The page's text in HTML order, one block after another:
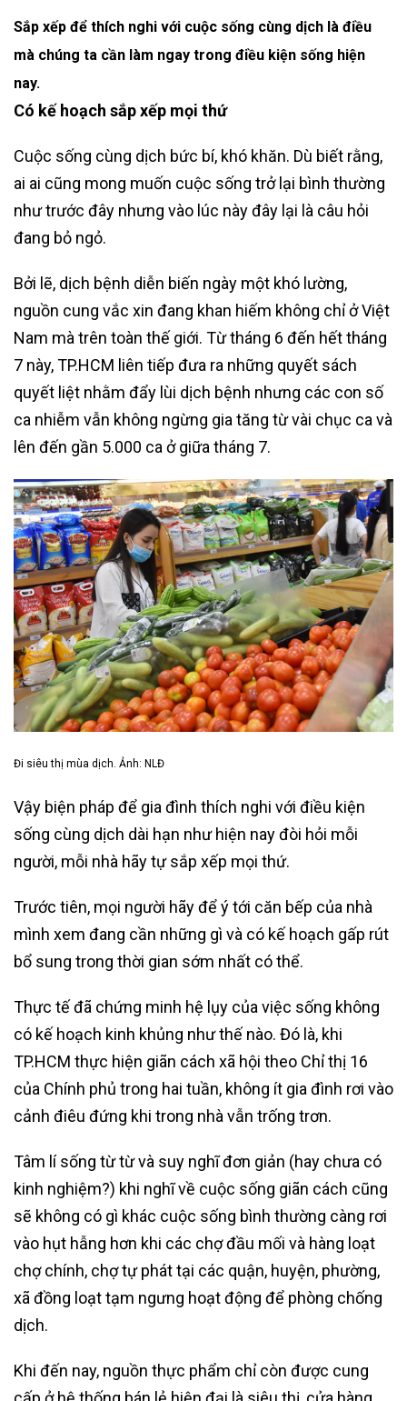
Sắp xếp để thích nghi với cuộc sống cùng dịch là điều
mà chúng ta cần làm ngay trong điều kiện sống hiện
nay.
Có kế hoạch sắp xếp mọi thứ
Cuộc sống cùng dịch bức bí, khó khăn. Dù biết rằng,
ai ai cũng mong muốn cuộc sống trở lại bình thường
như trước đây nhưng vào lúc này đây lại là câu hỏi
đang bỏ ngỏ.
Bởi lẽ, dịch bệnh diễn biến ngày một khó lường,
nguồn cung vắc xin đang khan hiếm không chỉ ở Việt
Nam mà trên toàn thế giới. Từ tháng 6 đến hết tháng
7 này, TP.HCM liên tiếp đưa ra những quyết sách
quyết liệt nhằm đẩy lùi dịch bệnh nhưng các con số
ca nhiễm vẫn không ngừng gia tăng từ vài chục ca và
lên đến gần 5.000 ca ở giữa tháng 7.
Đi siêu thị mùa dịch. Ảnh: NLĐ
Vậy biện pháp để gia đình thích nghi với điều kiện
sống cùng dịch dài hạn như hiện nay đòi hỏi mỗi
người, mỗi nhà hãy tự sắp xếp mọi thứ.
Trước tiên, mọi người hãy để ý tới căn bếp của nhà
mình xem đang cần những gì và có kế hoạch gấp rút
bổ sung trong thời gian sớm nhất có thể.
Thực tế đã chứng minh hệ lụy của việc sống không
có kế hoạch kinh khủng như thế nào. Đó là, khi
TP.HCM thực hiện giãn cách xã hội theo Chỉ thị 16
của Chính phủ trong hai tuần, không ít gia đình rơi vào
cảnh điêu đứng khi trong nhà vẫn trống trơn.
Tâm lí sống từ từ và suy nghĩ đơn giản (hay chưa có
kinh nghiệm?) khi nghĩ về cuộc sống giãn cách cũng
sẽ không có gì khác cuộc sống bình thường càng rơi
vào hụt hẫng hơn khi các chợ đầu mối và hàng loạt
chợ chính, chợ tự phát tại các quận, huyện, phường,
xã đồng loạt tạm ngưng hoạt động để phòng chống
dịch.
Khi đến nay, nguồn thực phẩm chỉ còn được cung